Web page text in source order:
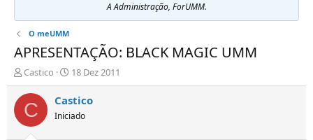
A Administração, ForUMM.
O meUMM
APRESENTAÇÃO: BLACK MAGIC UMM
I
n
i
c
i
Castico
D
a
t
d
18 Dez 2011
C Castico
Iniciado